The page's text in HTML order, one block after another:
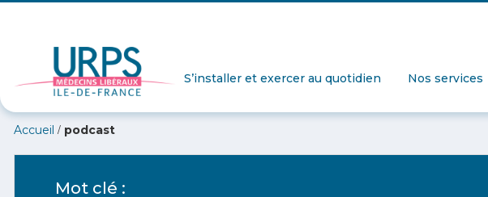
S’installer et exercer au quotidien Nos services
Accueil / podcast
Mot clé :